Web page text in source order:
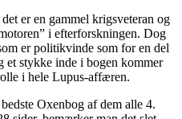
er en gammel krigsveteran og
i efterforskningen. Dog
er politikvinde som for en del
et stykke inde i bogen kommer
i hele Lupus-affæren.
Oxenbog af dem alle 4.